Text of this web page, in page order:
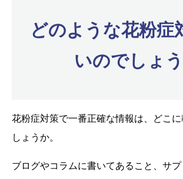
どのような花粉症
いのでしょ
花粉症対策で一番正確な情報は、どこ
しょうか。
ブログやコラムに書いてあること、サ